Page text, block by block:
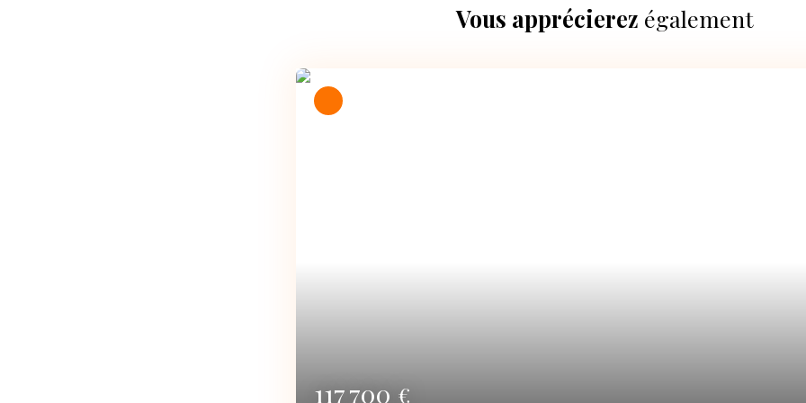
Vous apprécierez également
241 500€